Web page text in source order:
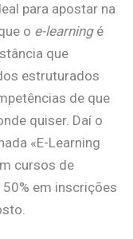
para apostar na
o e-learningé
que
estruturados
de que
quiser. Daí o
«E-Learning
cursos de
em inscrições